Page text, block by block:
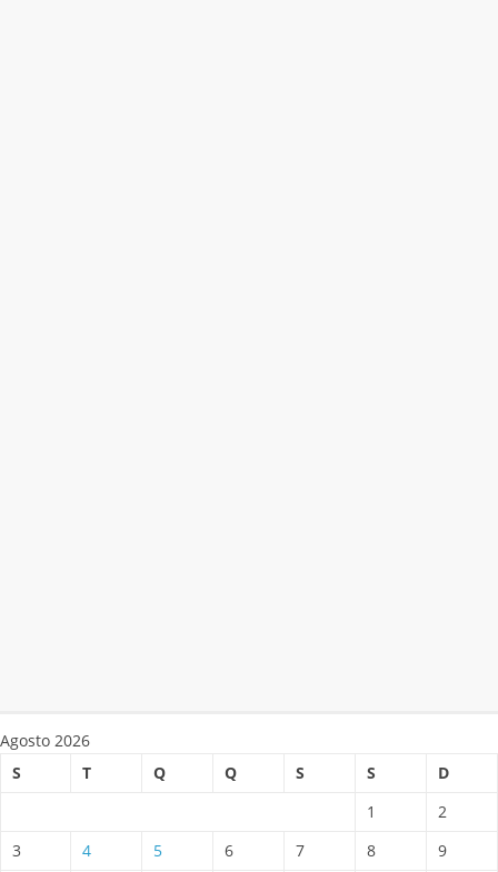
Agosto 2026
S
T Q Q S S
D
1
2
3
4 5 6 7 8
9